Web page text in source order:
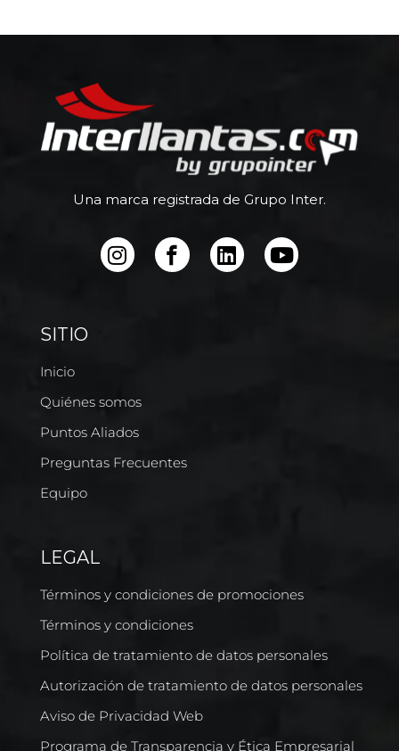
Una marca registrada de Grupo Inter.
SITIO
Inicio
Quiénes somos
Puntos Aliados
Preguntas Frecuentes
Equipo
LEGAL
Términos y condiciones de promociones
Términos y condiciones
Política de tratamiento de datos personales
Autorización de tratamiento de datos personales
Aviso de Privacidad Web
Programa de Transparencia y Ética Empresarial